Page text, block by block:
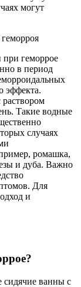
могут
геморрое
в период
эффекта.
Такие водные
случаях
ромашка,
и дуба. Важно
Для
и
сидячие ванны с